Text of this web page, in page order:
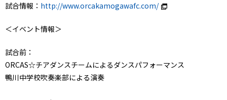
試合情報： http://www.orcakamogawafc.com/
＜イベント情報＞
試合前：
ORCAS☆チアダンスチームによるダンスパフォーマンス
鴨川中学校吹奏楽部による演奏